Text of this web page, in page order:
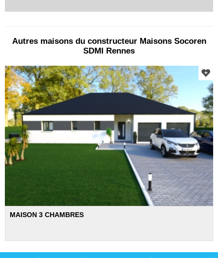
Autres maisons du constructeur Maisons Socoren
SDMI Rennes
MAISON 3 CHAMBRES